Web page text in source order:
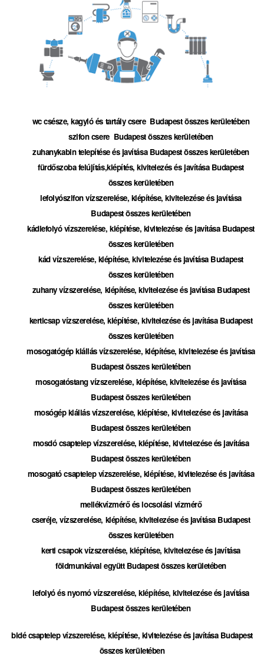
wc csésze, kagyló és tartály csere Budapest összes kerületében
szifon csere Budapest összes kerületében
zuhanykabin telepítése és javítása Budapest összes kerületében
fürdőszoba felújítás,kiépítés, kivitelezés és javítása Budapest
összes kerületében
lefolyószifon vízszerelése, kiépítése, kivitelezése és javítása
Budapest összes kerületében
kádlefolyó vízszerelése, kiépítése, kivitelezése és javítása Budapest
összes kerületében
kád vízszerelése, kiépítése, kivitelezése és javítása Budapest
összes kerületében
zuhany vízszerelése, kiépítése, kivitelezése és javítása Budapest
összes kerületében
kerticsap vízszerelése, kiépítése, kivitelezése és javítása Budapest
összes kerületében
mosogatógép kiállás vízszerelése, kiépítése, kivitelezése és javítása
Budapest összes kerületében
mosogatóstang vízszerelése, kiépítése, kivitelezése és javítása
Budapest összes kerületében
mosógép kiállás vízszerelése, kiépítése, kivitelezése és javítása
Budapest összes kerületében
mosdó csaptelep vízszerelése, kiépítése, kivitelezése és javítása
Budapest összes kerületében
mosogató csaptelep vízszerelése, kiépítése, kivitelezése és javítása
Budapest összes kerületében
mellékvízmérő és locsolási vízmérő
cseréje, vízszerelése, kiépítése, kivitelezése és javítása Budapest
összes kerületében
kerti csapok vízszerelése, kiépítése, kivitelezése és javítása
földmunkával együtt Budapest összes kerületében
lefolyó és nyomó vízszerelése, kiépítése, kivitelezése és javítása
Budapest összes kerületében
bidé csaptelep vízszerelése, kiépítése, kivitelezése és javítása Budapest
összes kerületében